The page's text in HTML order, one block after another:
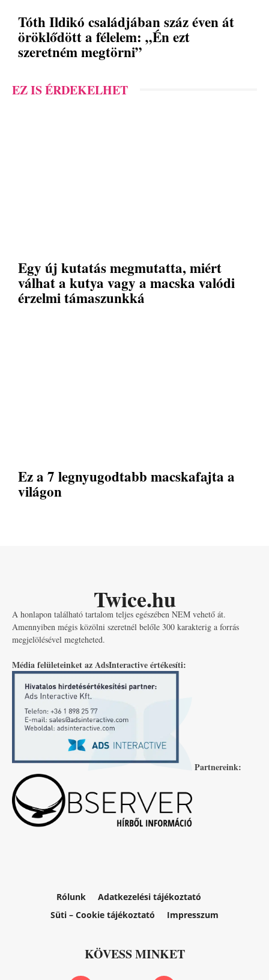
Tóth Ildikó családjában száz éven át
öröklődött a félelem: „Én ezt
szeretném megtörni”
EZ IS ÉRDEKELHET
Egy új kutatás megmutatta, miért
válhat a kutya vagy a macska valódi
érzelmi támaszunkká
Ez a 7 legnyugodtabb macskafajta a
világon
Twice.hu
A honlapon található tartalom teljes egészében NEM vehető át.
Amennyiben mégis közölni szeretnél belőle 300 karakterig a forrás
megjelölésével megteheted.
Média felületeinket az AdsInteractive értékesíti:
Partnereink:
Rólunk
Adatkezelési tájékoztató
Süti – Cookie tájékoztató
Impresszum
KÖVESS MINKET